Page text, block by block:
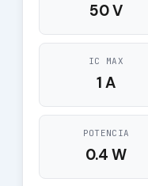
50 V
IC MAX
1 A
POTENCIA
0.4 W